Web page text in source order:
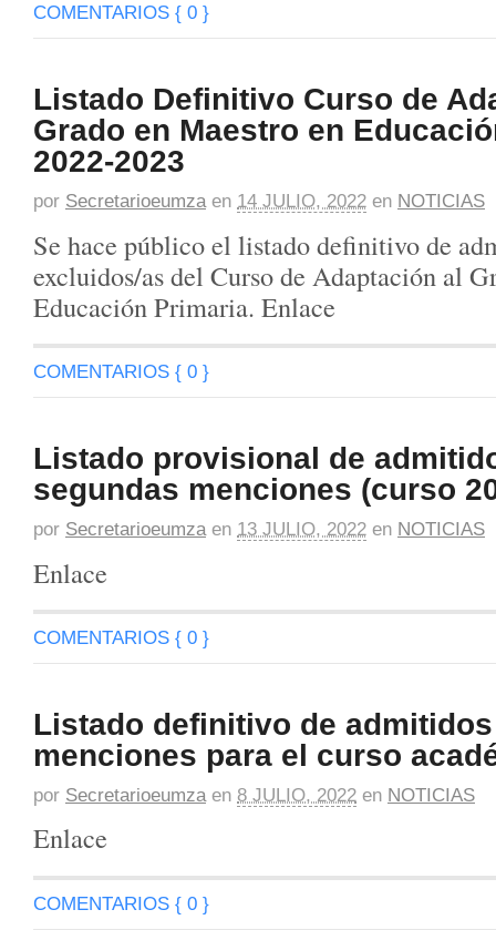
COMENTARIOS { 0 }
Listado Definitivo Curso de
Grado en Maestro en
2022-2023
por Secretarioeumza en 14 JULIO, 2022 en NOTICIAS
Se hace público el listado definitivo de
excluidos/as del Curso de Adaptación al
Educación Primaria. Enlace
COMENTARIOS { 0 }
Listado provisional de
segundas menciones (curso
por Secretarioeumza en 13 JULIO, 2022 en NOTICIAS
Enlace
COMENTARIOS { 0 }
Listado definitivo de
menciones para el curso
por Secretarioeumza en 8 JULIO, 2022 en NOTICIAS
Enlace
COMENTARIOS { 0 }